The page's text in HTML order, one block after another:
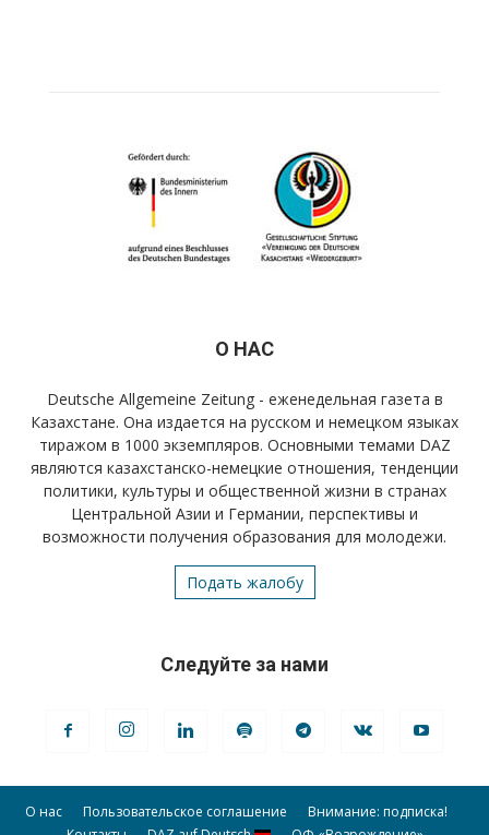
О НАС
Deutsche Allgemeine Zeitung - еженедельная газета в
Казахстане. Она издается на русском и немецком языках
тиражом в 1000 экземпляров. Основными темами DAZ
являются казахстанско-немецкие отношения, тенденции
политики, культуры и общественной жизни в странах
Центральной Азии и Германии, перспективы и
возможности получения образования для молодежи.
Подать жалобу
Следуйте за нами
О нас Пользовательское соглашение
Внимание: подписка!